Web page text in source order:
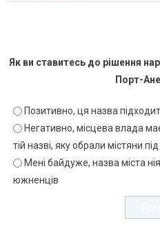
Як ви ставитесь до рішення
Порт-
Позитивно, ця назва
Негативно, місцева влада
тій назві, яку обрали містяни
Мені байдуже, назва міста
южненців